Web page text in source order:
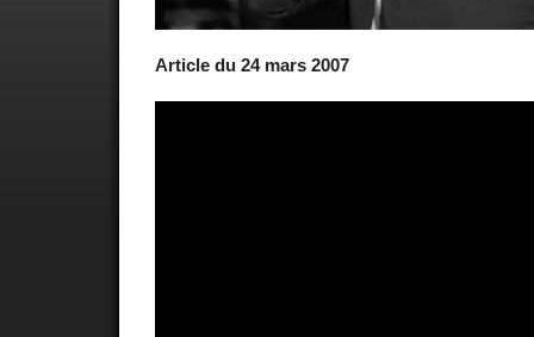
Article du 24 mars 2007